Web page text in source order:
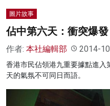
圖片故事
佔中第六天：衝突爆發
作者: 本社編輯部 2014-
香港市民佔領港九重要據點進
天的氣氛不可同日而語。